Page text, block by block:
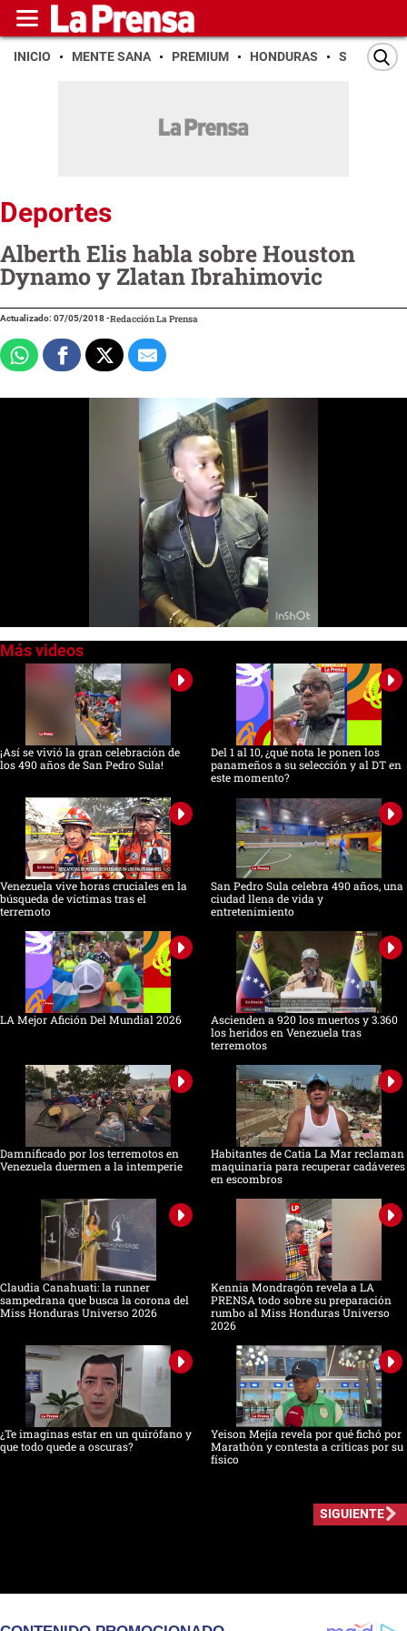
INICIO MENTE SANA PREMIUM HONDURAS SAN PEDRO
Deportes
Alberth Elis habla sobre Houston
Dynamo y Zlatan Ibrahimovic
Actualizado: 07/05/2018-Redacción La Prensa
seconds
¡Así se vivió la gran celebración de
los 490 años de San Pedro Sula!
Del 1 al 10, ¿qué nota le ponen los
panameños a su selección y al DT en
este momento?
Venezuela vive horas cruciales en la
búsqueda de víctimas tras el
terremoto
San Pedro Sula celebra 490 años, una
ciudad llena de vida y
entretenimiento
LA Mejor Afición Del Mundial 2026
Ascienden a 920 los muertos y 3.360
los heridos en Venezuela tras
terremotos
Damnificado por los terremotos en
Venezuela duermen a la intemperie
Habitantes de Catia La Mar reclaman
maquinaria para recuperar cadáveres
en escombros
Claudia Canahuati: la runner
sampedrana que busca la corona del
Miss Honduras Universo 2026
Kennia Mondragón revela a LA
PRENSA todo sobre su preparación
rumbo al Miss Honduras Universo
2026
¿Te imaginas estar en un quirófano y
que todo quede a oscuras?
Yeison Mejía revela por qué fichó por
Marathón y contesta a críticas por su
físico
SIGUIENTE